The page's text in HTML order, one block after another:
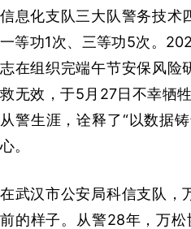
信息化支队三大队警务技术
一等功1次、三等功5次。
志在组织完端午节安保风险
救无效，于5月27日不幸牺
从警生涯，诠释了“以数据
心。
在武汉市公安局科信支队，
前的样子。从警28年，万